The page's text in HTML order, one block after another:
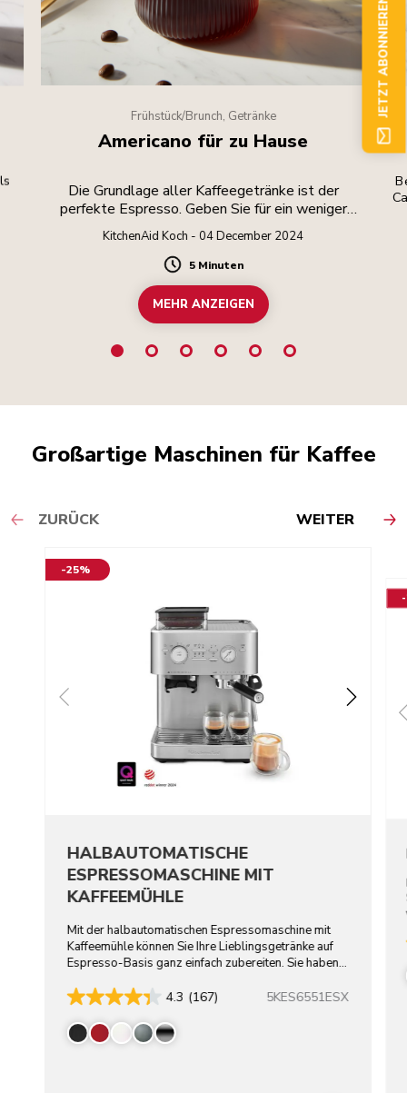
Frühstück/Brunch, Getränke
Americano für zu Hause
Die Grundlage aller Kaffeegetränke ist der
perfekte Espresso. Geben Sie für ein weniger
intensives Getränk heißes Wasser hinzu.
KitchenAid Koch - 04 December 2024
Duration
5 Minuten
MEHR ANZEIGEN
Großartige Maschinen für Kaffee
ZURÜCK WEITER
-25%
HALBAUTOMATISCHE
ESPRESSOMASCHINE MIT
KAFFEEMÜHLE
Mit der halbautomatischen Espressomaschine mit
Kaffeemühle können Sie Ihre Lieblingsgetränke auf
Espresso-Basis ganz einfach zubereiten. Sie haben
4.3 (167) 5KES6551ESX
JETZT ABONNIEREN